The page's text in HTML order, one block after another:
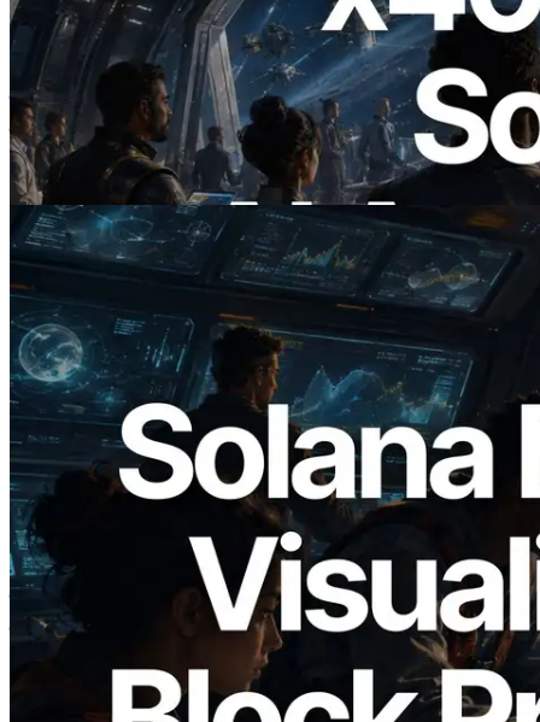
2026.07.04
ERPC ने x402 समर्थित Solana RPC लॉन्च
किया — AI एजेंट अब जरूरत के API के लिए ऑन-
डिमांड भुगतान कर सकते हैं
यह लेख पढ़ें
2026.05.24
Validators Solutions ने Solana Block
Analyzer लॉन्च किया — प्रति-slot ब्लॉक
उत्पादन समय और नियुक्त वैलिडेटर का
विज़ुअलाइज़ेशन